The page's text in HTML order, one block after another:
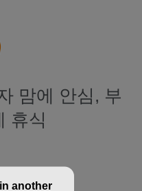
맘에 안심, 부
휴식